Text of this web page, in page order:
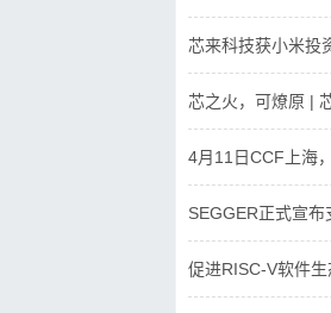
芯来科技获小米投
芯之火，可燎原 |
4月11日CCF上海
SEGGER正式宣
促进RISC-V软件